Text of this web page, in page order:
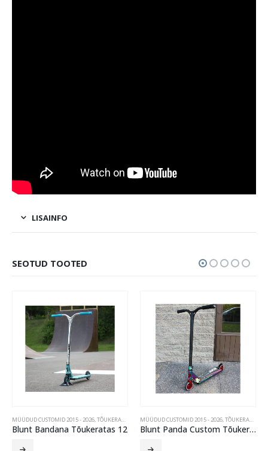
LISAINFO
SEOTUD TOOTED
MÜÜDUD CUSTOMID 2015 - 2026,TÕUKERATTAD
Blunt Panda Custom Tõukeratas 34
MÜÜDUD CUSTOMID 2015 - 2026,TÕUKERATTAD
Kaiza Fuzion Custom Tõukeratas – Hõbe